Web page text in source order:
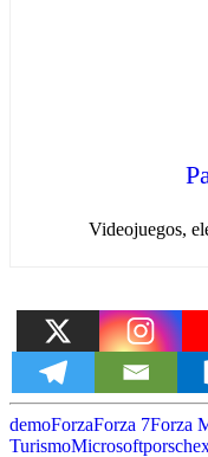
Videojuegos,
demoForzaForza 7Forza
TurismoMicrosoftporsche